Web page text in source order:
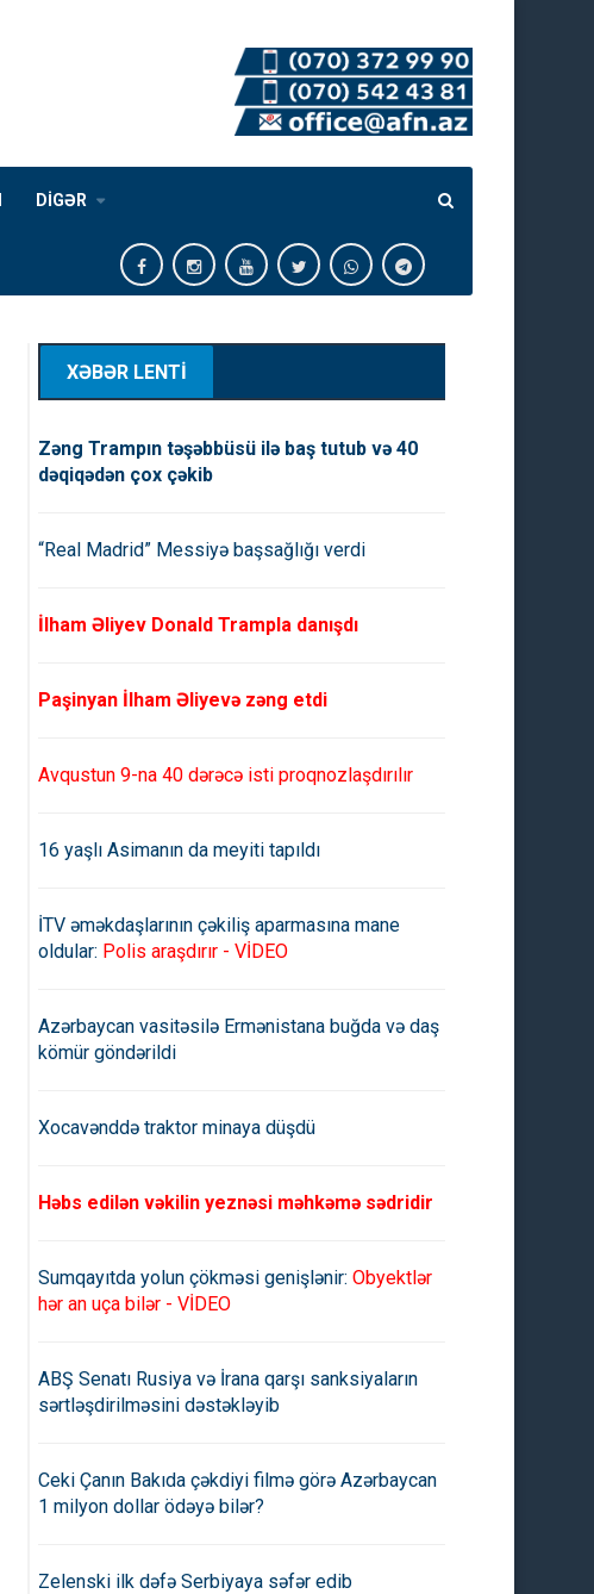
DİGƏR
XƏBƏR LENTİ
Zəng Trampın təşəbbüsü ilə baş tutub və 40
dəqiqədən çox çəkib
“Real Madrid” Messiyə başsağlığı verdi
İlham Əliyev Donald Trampla danışdı
Paşinyan İlham Əliyevə zəng etdi
Avqustun 9-na 40 dərəcə isti proqnozlaşdırılır
16 yaşlı Asimanın da meyiti tapıldı
İTV əməkdaşlarının çəkiliş aparmasına mane
oldular: Polis araşdırır - VİDEO
Azərbaycan vasitəsilə Ermənistana buğda və daş
kömür göndərildi
Xocavənddə traktor minaya düşdü
Həbs edilən vəkilin yeznəsi məhkəmə sədridir
Sumqayıtda yolun çökməsi genişlənir: Obyektlər
hər an uça bilər - VİDEO
ABŞ Senatı Rusiya və İrana qarşı sanksiyaların
sərtləşdirilməsini dəstəkləyib
Ceki Çanın Bakıda çəkdiyi filmə görə Azərbaycan
1 milyon dollar ödəyə bilər?
Zelenski ilk dəfə Serbiyaya səfər edib